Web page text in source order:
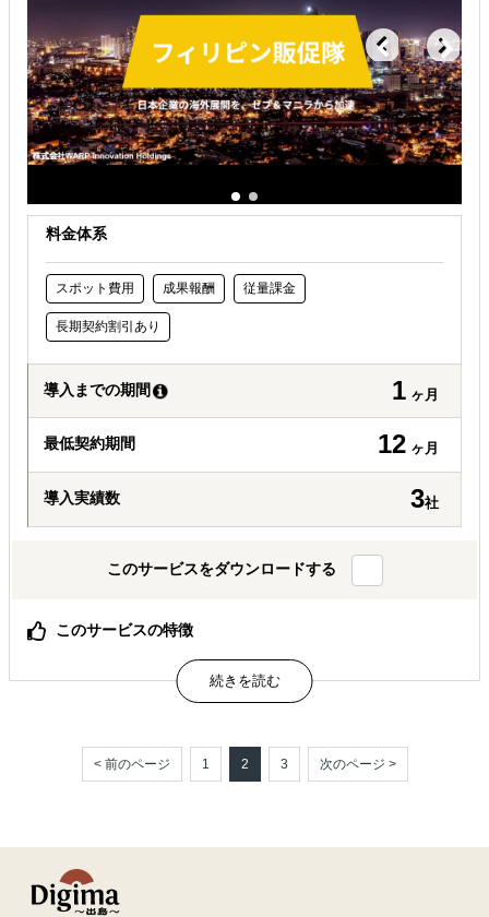
解決できる課題
自社事業に最適な進出形態を知りたい
店舗出店のサポートをして欲しい
現地に強い士業を探している
料金体系
スポット費用 成果報酬 従量課金
長期契約割引あり
導入までの期間 1 ヶ月
最低契約期間 12 ヶ月
導入実績数 3社
このサービスをダウンロードする
このサービスの特徴
フィリピン販促隊は、日本企業が海外展開で感じる“分から
ない”“不安”を、現地密着のオールインワンサービスで解
消。 商品発送だけでテストマーケティングから販売、法人
属するジャンル
< 前のページ 1 2 3 次のページ >